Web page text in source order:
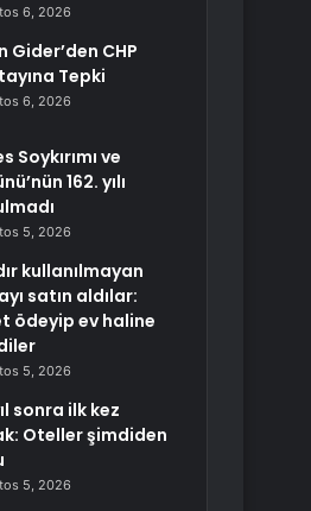
6, 2026
Gider’den CHP
Tepki
6, 2026
Soykırımı ve
162. yılı
5, 2026
kullanılmayan
satın aldılar:
ödeyip ev haline
5, 2026
sonra ilk kez
Oteller şimdiden
5, 2026